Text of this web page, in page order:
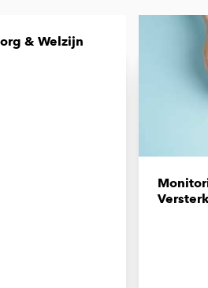
& Welzijn